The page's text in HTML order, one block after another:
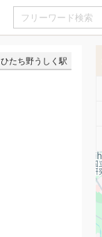
ひたち野うしく駅